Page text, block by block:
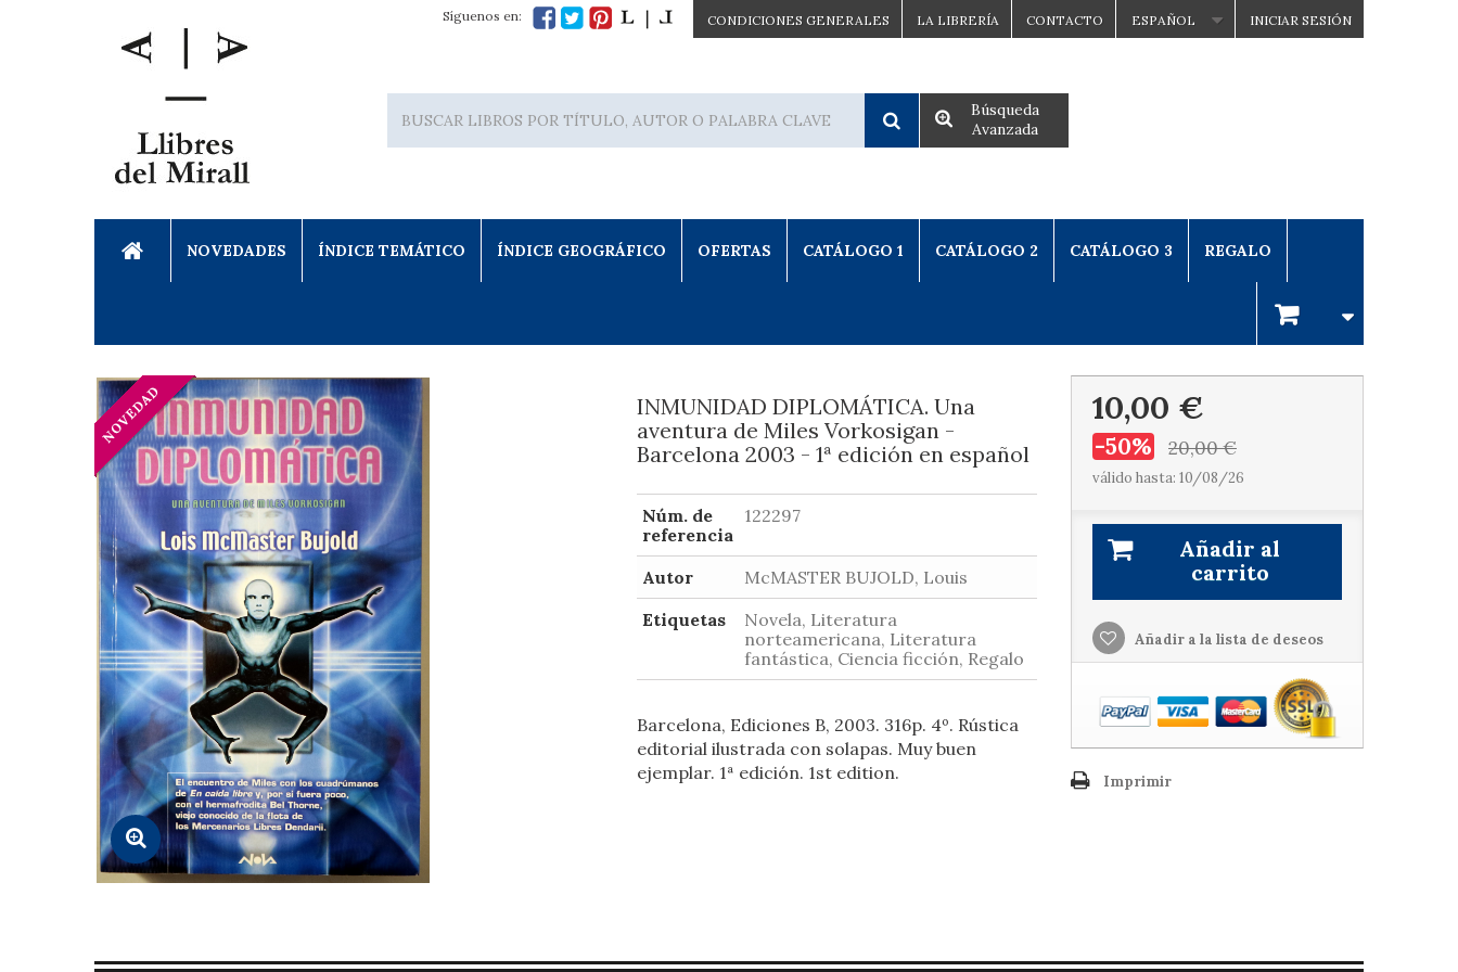
INICIAR SESIÓN
ESPAÑOL
CONTACTO
LA LIBRERÍA
CONDICIONES GENERALES
Síguenos en:
Búsqueda
Avanzada
NOVEDADES ÍNDICE TEMÁTICO ÍNDICE GEOGRÁFICO OFERTAS CATÁLOGO 1 CATÁLOGO 2 CATÁLOGO 3 REGALO
INMUNIDAD DIPLOMÁTICA. Una
aventura de Miles Vorkosigan -
Barcelona 2003 - 1ª edición en español
Núm. de
referencia
122297
Autor
McMASTER BUJOLD, Louis
Etiquetas
Novela, Literatura
norteamericana, Literatura
fantástica, Ciencia ficción, Regalo
Barcelona, Ediciones B, 2003. 316p. 4º. Rústica
editorial ilustrada con solapas. Muy buen
ejemplar. 1ª edición. 1st edition.
10,00 €
-50% 20,00 €
válido hasta: 10/08/26
Añadir al
carrito
Añadir a la lista de deseos
Imprimir